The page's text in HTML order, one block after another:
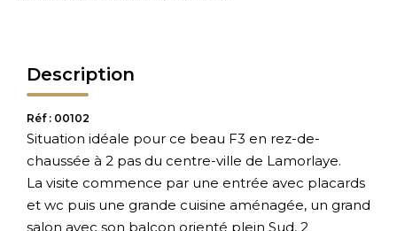
Description
Réf : 00102
Situation idéale pour ce beau F3 en rez-de-
chaussée à 2 pas du centre-ville de Lamorlaye.
La visite commence par une entrée avec placards
et wc puis une grande cuisine aménagée, un grand
salon avec son balcon orienté plein Sud, 2